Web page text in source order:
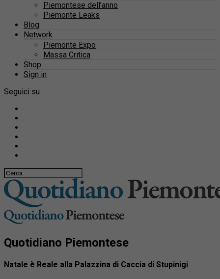
Piemontese dell’anno
Piemonte Leaks
Blog
Network
Piemonte Expo
Massa Critica
Shop
Sign in
Seguici su
Quotidiano Piemontese
Natale è Reale alla Palazzina di Caccia di Stupinigi